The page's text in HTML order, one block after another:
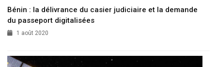
Bénin : la délivrance du casier judiciaire et la demande
du passeport digitalisées
1 août 2020